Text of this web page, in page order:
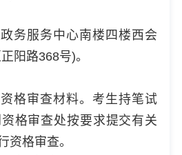
务服务中心南楼四楼西会
阳路368号)。
格审查材料。考生持笔试
格审查处按要求提交有关
资格审查。